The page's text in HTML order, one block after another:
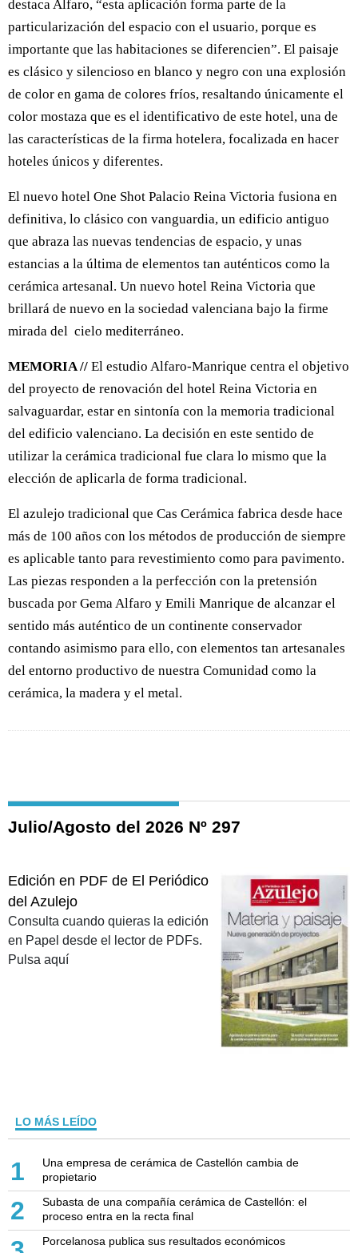
destaca Alfaro, “esta aplicación forma parte de la
particularización del espacio con el usuario, porque es
importante que las habitaciones se diferencien”. El paisaje
es clásico y silencioso en blanco y negro con una explosión
de color en gama de colores fríos, resaltando únicamente el
color mostaza que es el identificativo de este hotel, una de
las características de la firma hotelera, focalizada en hacer
hoteles únicos y diferentes.
El nuevo hotel One Shot Palacio Reina Victoria fusiona en
definitiva, lo clásico con vanguardia, un edificio antiguo
que abraza las nuevas tendencias de espacio, y unas
estancias a la última de elementos tan auténticos como la
cerámica artesanal. Un nuevo hotel Reina Victoria que
brillará de nuevo en la sociedad valenciana bajo la firme
mirada del cielo mediterráneo.
MEMORIA // El estudio Alfaro-Manrique centra el objetivo
del proyecto de renovación del hotel Reina Victoria en
salvaguardar, estar en sintonía con la memoria tradicional
del edificio valenciano. La decisión en este sentido de
utilizar la cerámica tradicional fue clara lo mismo que la
elección de aplicarla de forma tradicional.
El azulejo tradicional que Cas Cerámica fabrica desde hace
más de 100 años con los métodos de producción de siempre
es aplicable tanto para revestimiento como para pavimento.
Las piezas responden a la perfección con la pretensión
buscada por Gema Alfaro y Emili Manrique de alcanzar el
sentido más auténtico de un continente conservador
contando asimismo para ello, con elementos tan artesanales
del entorno productivo de nuestra Comunidad como la
cerámica, la madera y el metal.
Julio/Agosto del 2026 Nº 297
Edición en PDF de El Periódico
del Azulejo
Consulta cuando quieras la edición
en Papel desde el lector de PDFs.
Pulsa aquí
LO MÁS LEÍDO
1
Una empresa de cerámica de Castellón cambia de
propietario
2
Subasta de una compañía cerámica de Castellón: el
proceso entra en la recta final
Porcelanosa publica sus resultados económicos